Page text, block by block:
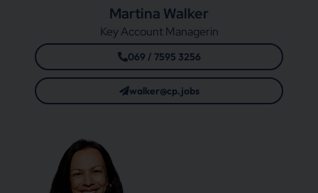
Martina Walker
Key Account Managerin
069 / 7595 3256
walker@cp.jobs